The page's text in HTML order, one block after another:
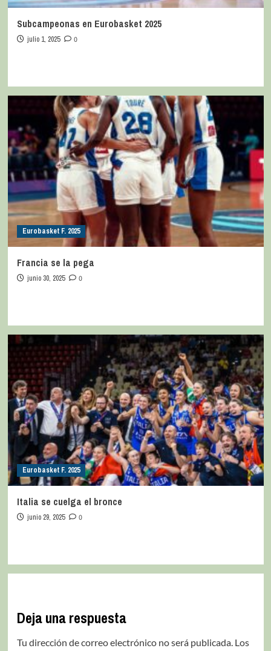
Subcampeonas en Eurobasket 2025
julio 1, 2025 0
Eurobasket F. 2025
Francia se la pega
junio 30, 2025 0
Eurobasket F. 2025
Italia se cuelga el bronce
junio 29, 2025 0
Deja una respuesta
Tu dirección de correo electrónico no será publicada. Los